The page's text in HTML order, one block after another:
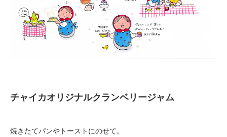
チャイカオリジナルクランベリージャム
焼きたてパンやトーストにのせて。